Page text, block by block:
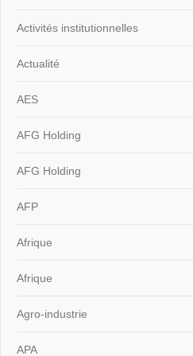
Activités institutionnelles
Actualité
AES
AFG Holding
AFG Holding
AFP
Afrique
Afrique
Agro-industrie
APA